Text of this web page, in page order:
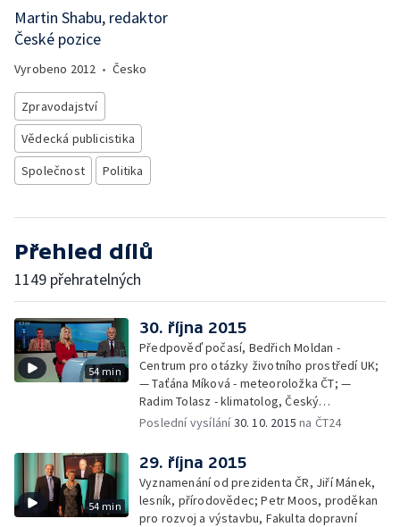
Martin Shabu, redaktor
České pozice
Vyrobeno 2012 • Česko
Zpravodajství
Vědecká publicistika
Společnost
Politika
Přehled dílů
1149 přehratelných
54 min
30. října 2015
Předpověď počasí, Bedřich Moldan -
Centrum pro otázky životního prostředí UK;
— Taťána Míková - meteoroložka ČT; —
Radim Tolasz - klimatolog, Český
hydrometeorologický ústav
Poslední vysílání30. 10. 2015 na ČT24
54 min
29. října 2015
Vyznamenání od prezidenta ČR, Jiří Mánek,
lesník, přírodovědec; Petr Moos, proděkan
pro rozvoj a výstavbu, Fakulta dopravní